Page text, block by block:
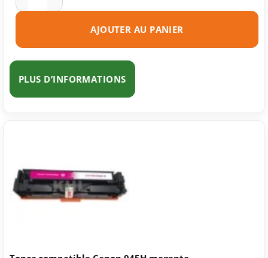
AJOUTER AU PANIER
PLUS D’INFORMATIONS